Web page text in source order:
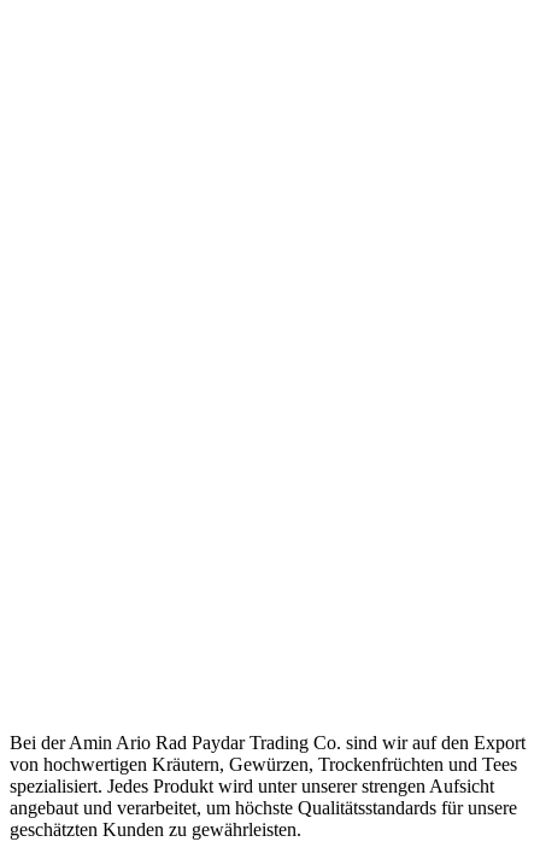
Bei der Amin Ario Rad Paydar Trading Co. sind wir auf den Export
von hochwertigen Kräutern, Gewürzen, Trockenfrüchten und Tees
spezialisiert. Jedes Produkt wird unter unserer strengen Aufsicht
angebaut und verarbeitet, um höchste Qualitätsstandards für unsere
geschätzten Kunden zu gewährleisten.